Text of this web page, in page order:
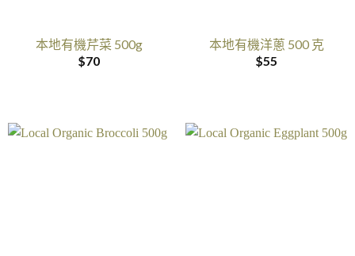
本地有機芹菜 500g
$70
本地有機洋蔥 500 克
$55